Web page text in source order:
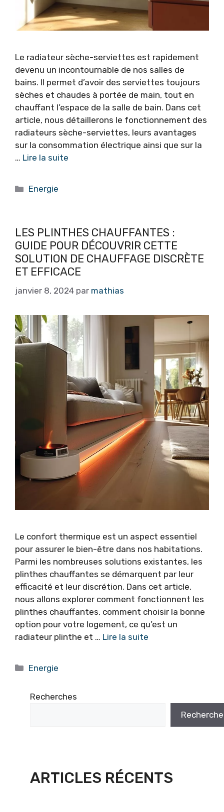
Le radiateur sèche-serviettes est rapidement
devenu un incontournable de nos salles de
bains. Il permet d’avoir des serviettes toujours
sèches et chaudes à portée de main, tout en
chauffant l’espace de la salle de bain. Dans cet
article, nous détaillerons le fonctionnement des
radiateurs sèche-serviettes, leurs avantages
sur la consommation électrique ainsi que sur la
… Lire la suite
Catégories
Energie
LES PLINTHES CHAUFFANTES :
GUIDE POUR DÉCOUVRIR CETTE
SOLUTION DE CHAUFFAGE DISCRÈTE
ET EFFICACE
janvier 8, 2024 par mathias
Le confort thermique est un aspect essentiel
pour assurer le bien-être dans nos habitations.
Parmi les nombreuses solutions existantes, les
plinthes chauffantes se démarquent par leur
efficacité et leur discrétion. Dans cet article,
nous allons explorer comment fonctionnent les
plinthes chauffantes, comment choisir la bonne
option pour votre logement, ce qu’est un
radiateur plinthe et … Lire la suite
Catégories
Energie
Recherches
ARTICLES RÉCENTS